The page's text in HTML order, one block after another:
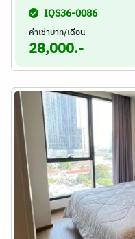
IQS36-0086
ค่าเช่าบาท/เดือน
28,000.-